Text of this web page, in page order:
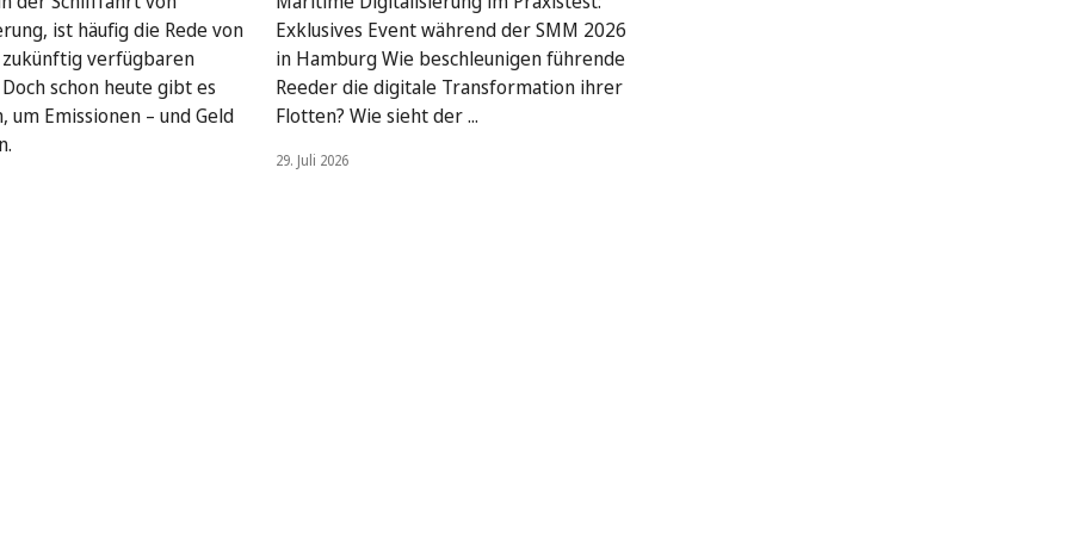
ist häufig die Rede von
verfügbaren
schon heute gibt es
um Emissionen – und Geld
Exklusives Event während der SMM 2026
in Hamburg Wie beschleunigen führende
Reeder die digitale Transformation ihrer
Flotten? Wie sieht der ...
29. Juli 2026